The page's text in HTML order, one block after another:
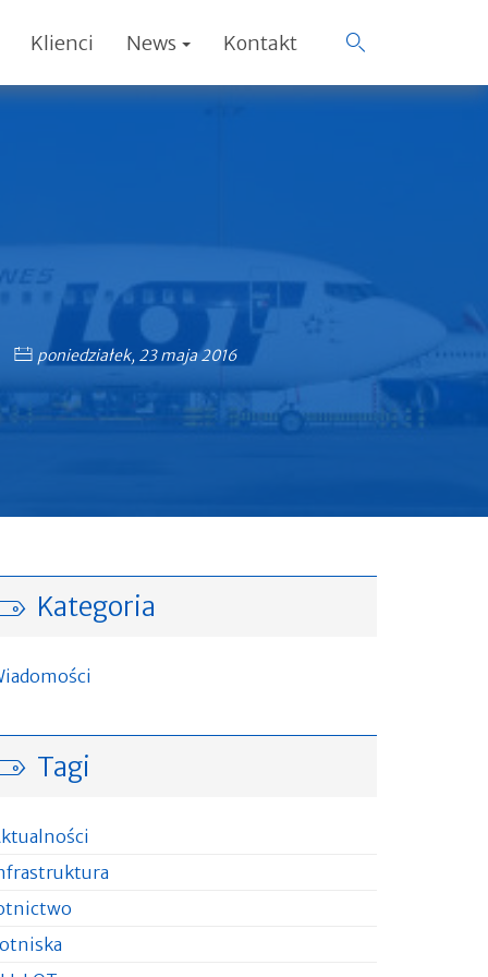
Klienci News Kontakt
poniedziałek, 23 maja 2016
Kategoria
Tagi